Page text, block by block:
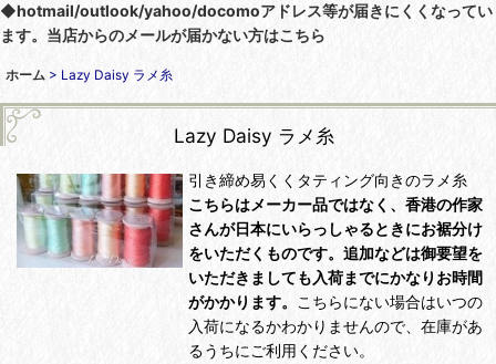
◆hotmail/outlook/yahoo/docomoアドレス等が届きにくくなってい
ます。当店からのメールが届かない方はこちら
ホーム > Lazy Daisy ラメ糸
Lazy Daisy ラメ糸
引き締め易くくタティング向きのラメ糸
こちらはメーカー品ではなく、香港の作家
さんが日本にいらっしゃるときにお裾分け
をいただくものです。追加などは御要望を
いただきましても入荷までにかなりお時間
がかかります。 こちらにない場合はいつの
入荷になるかわかりませんので、在庫があ
るうちにご利用ください。